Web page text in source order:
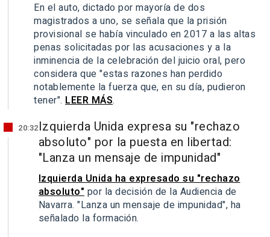
En el auto, dictado por mayoría de dos
magistrados a uno, se señala que la prisión
provisional se había vinculado en 2017 a las altas
penas solicitadas por las acusaciones y a la
inminencia de la celebración del juicio oral, pero
considera que "estas razones han perdido
notablemente la fuerza que, en su día, pudieron
tener". LEER MÁS.
20:32Izquierda Unida expresa su "rechazo
absoluto" por la puesta en libertad:
"Lanza un mensaje de impunidad"
Izquierda Unida ha expresado su "rechazo
absoluto" por la decisión de la Audiencia de
Navarra. "Lanza un mensaje de impunidad", ha
señalado la formación.